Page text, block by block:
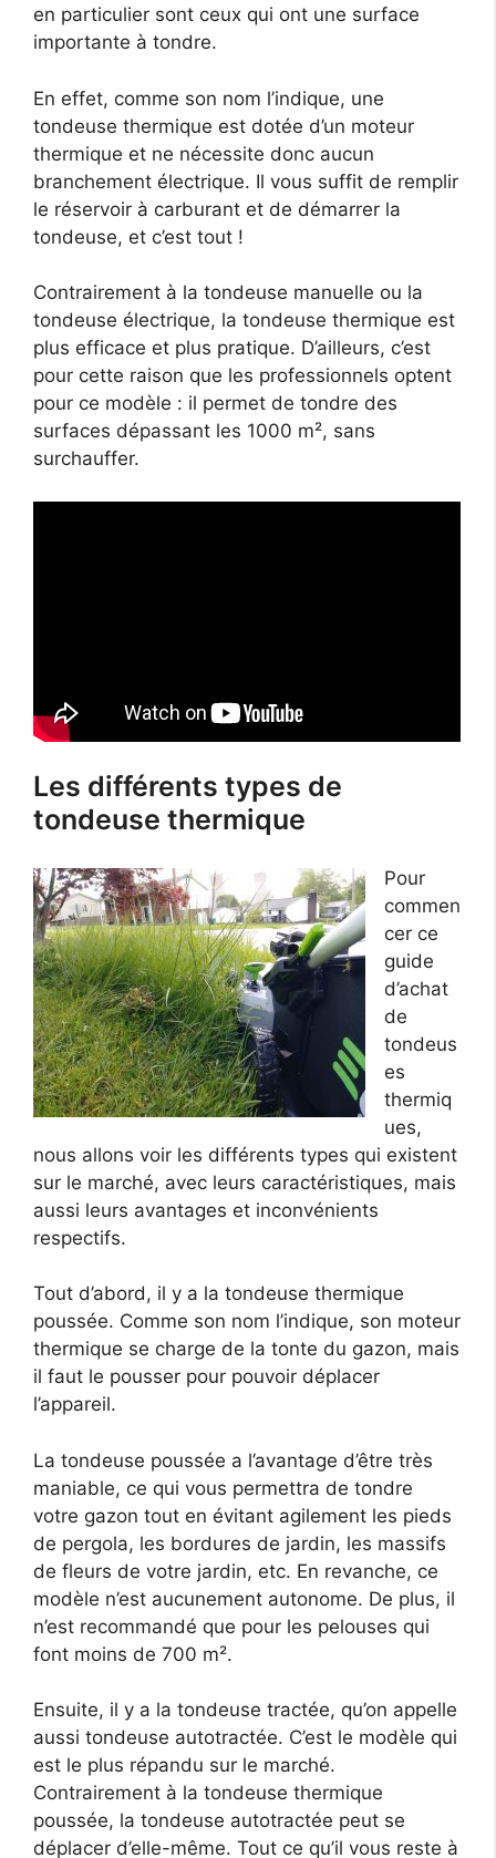
en particulier sont ceux qui ont une surface
importante à tondre.
En effet, comme son nom l’indique, une
tondeuse thermique est dotée d’un moteur
thermique et ne nécessite donc aucun
branchement électrique. Il vous suffit de remplir
le réservoir à carburant et de démarrer la
tondeuse, et c’est tout !
Contrairement à la tondeuse manuelle ou la
tondeuse électrique, la tondeuse thermique est
plus efficace et plus pratique. D’ailleurs, c’est
pour cette raison que les professionnels optent
pour ce modèle : il permet de tondre des
surfaces dépassant les 1000 m², sans
surchauffer.
Les différents types de
tondeuse thermique
Pour
commen
cer ce
guide
d’achat
de
tondeus
es
thermiq
ues,
nous allons voir les différents types qui existent
sur le marché, avec leurs caractéristiques, mais
aussi leurs avantages et inconvénients
respectifs.
Tout d’abord, il y a la tondeuse thermique
poussée. Comme son nom l’indique, son moteur
thermique se charge de la tonte du gazon, mais
il faut le pousser pour pouvoir déplacer
l’appareil.
La tondeuse poussée a l’avantage d’être très
maniable, ce qui vous permettra de tondre
votre gazon tout en évitant agilement les pieds
de pergola, les bordures de jardin, les massifs
de fleurs de votre jardin, etc. En revanche, ce
modèle n’est aucunement autonome. De plus, il
n’est recommandé que pour les pelouses qui
font moins de 700 m².
Ensuite, il y a la tondeuse tractée, qu’on appelle
aussi tondeuse autotractée. C’est le modèle qui
est le plus répandu sur le marché.
Contrairement à la tondeuse thermique
poussée, la tondeuse autotractée peut se
déplacer d’elle-même. Tout ce qu’il vous reste à